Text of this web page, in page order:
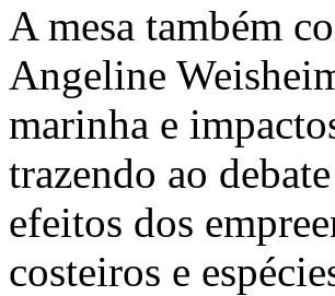
A mesa também
Angeline
marinha e
trazendo ao
efeitos dos
costeiros e